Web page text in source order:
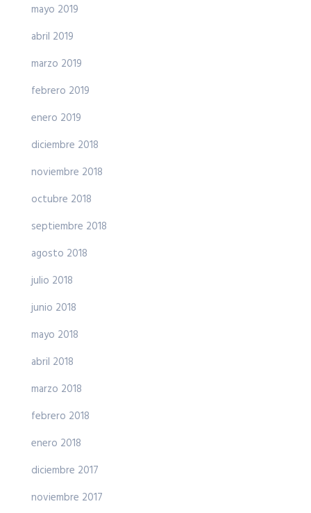
mayo 2019
abril 2019
marzo 2019
febrero 2019
enero 2019
diciembre 2018
noviembre 2018
octubre 2018
septiembre 2018
agosto 2018
julio 2018
junio 2018
mayo 2018
abril 2018
marzo 2018
febrero 2018
enero 2018
diciembre 2017
noviembre 2017